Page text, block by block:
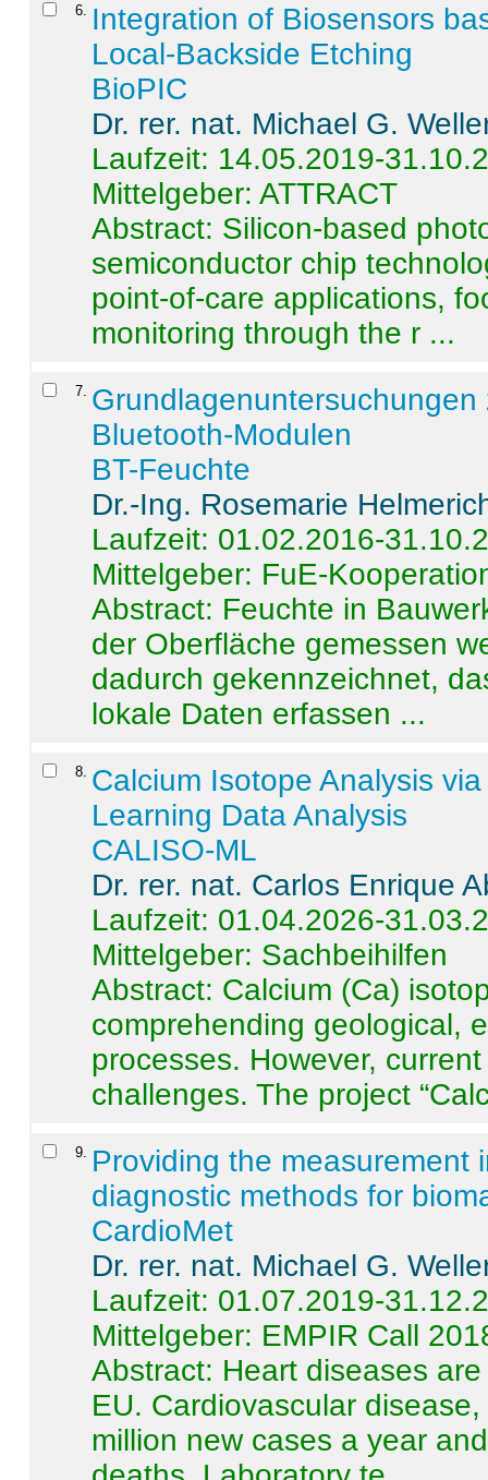
6
Integration of Biosensors
Local-Backside Etching
BioPIC
Dr. rer. nat. Michael G.
Laufzeit: 14.05.2019-
Mittelgeber: ATTRACT
Abstract: Silicon-based
semiconductor chip
point-of-care applications,
monitoring through the r ...
7
Bluetooth-Modulen
BT-Feuchte
Dr.-Ing. Rosemarie
Laufzeit: 01.02.2016-
Mittelgeber: FuE-
Abstract: Feuchte in
der Oberfläche gemessen
dadurch gekennzeichnet,
lokale Daten erfassen ...
8 Calcium Isotope Analysis
Learning Data Analysis
CALISO-ML
Dr. rer. nat. Carlos Enrique
Laufzeit: 01.04.2026-
Mittelgeber: Sachbeihilfen
Abstract: Calcium (Ca)
comprehending geological,
processes. However,
challenges. The project
9
Providing the measurement
diagnostic methods for
CardioMet
Dr. rer. nat. Michael G.
Laufzeit: 01.07.2019-
Mittelgeber: EMPIR Call
Abstract: Heart diseases
EU. Cardiovascular
million new cases a year